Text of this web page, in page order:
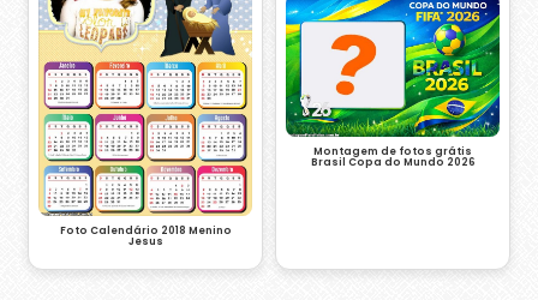
Foto Calendário 2018 Menino
Jesus
Montagem de fotos grátis
Brasil Copa do Mundo 2026